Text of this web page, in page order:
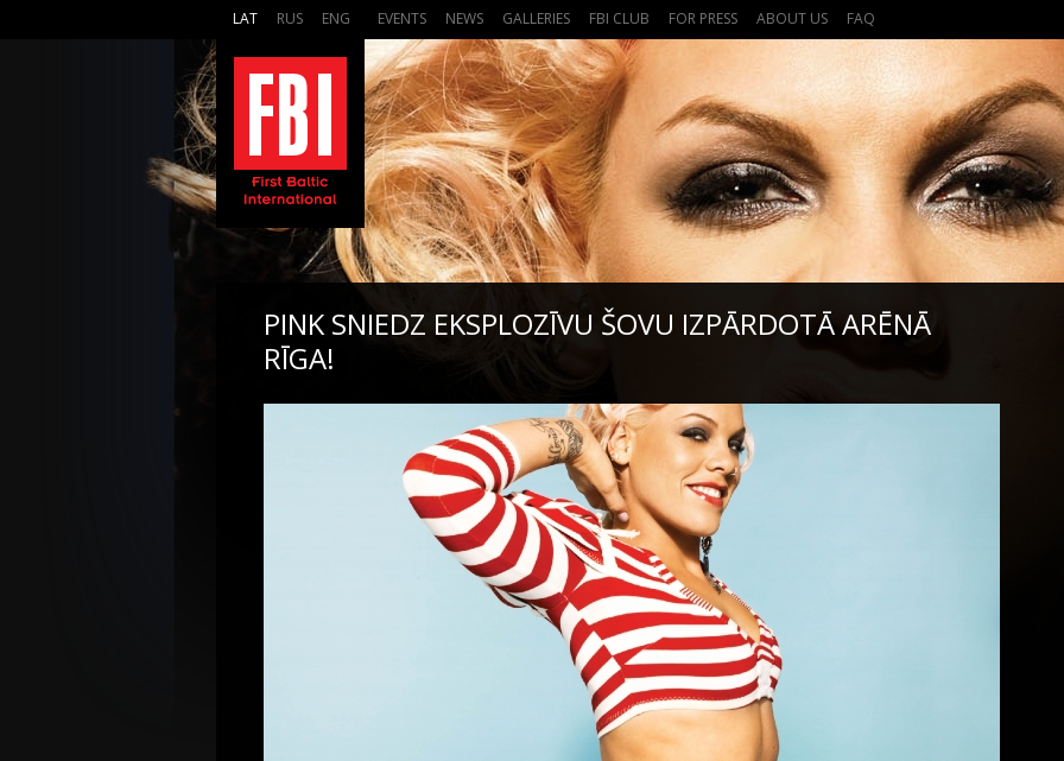
LAT RUS ENG EVENTS NEWS GALLERIES FBI CLUB FOR PRESS ABOUT US FAQ
PINK SNIEDZ EKSPLOZĪVU ŠOVU IZPĀRDOTĀ ARĒNĀ
RĪGA!